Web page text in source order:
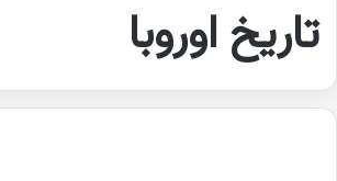
تاريخ اوروبا